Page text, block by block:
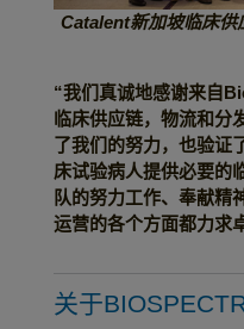
Catalent新加坡临床供
“我们真诚地感谢来自
临床供应链，物流和分
了我们的努力，也验证
床试验病人提供必要的
队的努力工作、奉献精
运营的各个方面都力求
关于